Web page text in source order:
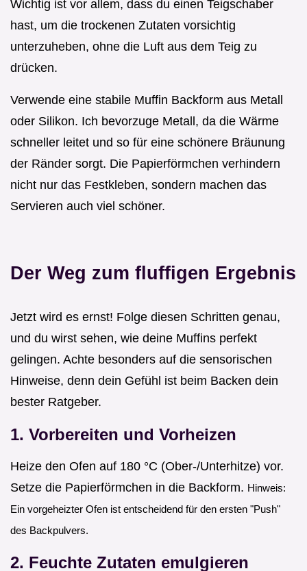
Wichtig ist vor allem, dass du einen Teigschaber
hast, um die trockenen Zutaten vorsichtig
unterzuheben, ohne die Luft aus dem Teig zu
drücken.
Verwende eine stabile Muffin Backform aus Metall
oder Silikon. Ich bevorzuge Metall, da die Wärme
schneller leitet und so für eine schönere Bräunung
der Ränder sorgt. Die Papierförmchen verhindern
nicht nur das Festkleben, sondern machen das
Servieren auch viel schöner.
Der Weg zum fluffigen Ergebnis
Jetzt wird es ernst! Folge diesen Schritten genau,
und du wirst sehen, wie deine Muffins perfekt
gelingen. Achte besonders auf die sensorischen
Hinweise, denn dein Gefühl ist beim Backen dein
bester Ratgeber.
1. Vorbereiten und Vorheizen
Heize den Ofen auf 180 °C (Ober-/Unterhitze) vor.
Setze die Papierförmchen in die Backform. Hinweis:
Ein vorgeheizter Ofen ist entscheidend für den ersten "Push"
des Backpulvers.
2. Feuchte Zutaten emulgieren